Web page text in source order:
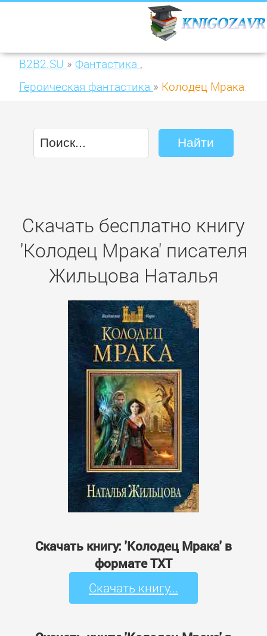
B2B2.SU » Фантастика ,
Героическая фантастика » Колодец Мрака
Скачать бесплатно книгу
'Колодец Мрака' писателя
Жильцова Наталья
Скачать книгу: 'Колодец Мрака' в
формате TXT
Скачать книгу...